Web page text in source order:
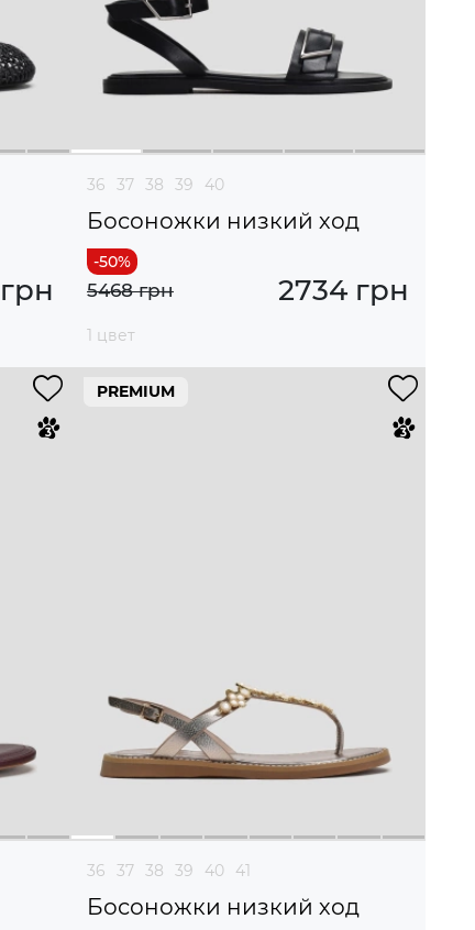
36 37 38 39 40
Босоножки низкий ход
2734 грн
5468 грн
1 цвет
PREMIUM
36 37 38 39 40 41
Босоножки низкий ход